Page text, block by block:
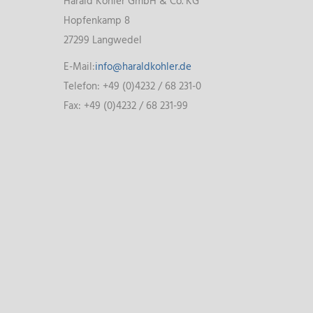
Hopfenkamp 8
27299 Langwedel
E-Mail:info@haraldkohler.de
Telefon: +49 (0)4232 / 68 231-0
Fax: +49 (0)4232 / 68 231-99